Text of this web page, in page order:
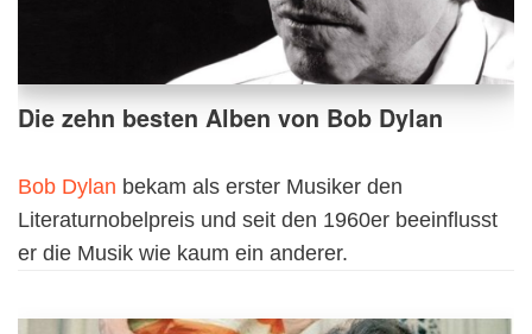
Die zehn besten Alben von Bob Dylan
Bob Dylan bekam als erster Musiker den
Literaturnobelpreis und seit den 1960er beeinflusst
er die Musik wie kaum ein anderer.